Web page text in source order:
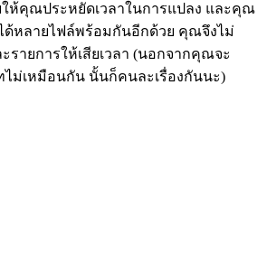
ให้คุณประหยัดเวลาในการแปลง และคุณ
ด้หลายไฟล์พร้อมกันอีกด้วย คุณจึงไม่
รายการให้เสียเวลา (นอกจากคุณจะ
ไม่เหมือนกัน นั้นก็คนละเรื่องกันนะ)